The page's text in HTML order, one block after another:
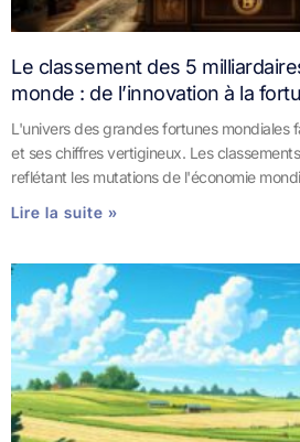
Le classement des 5
monde : de l’innovation à la
L'univers des grandes fortunes mondiales
et ses chiffres vertigineux. Les
reflétant les mutations de l'économie
Lire la suite »